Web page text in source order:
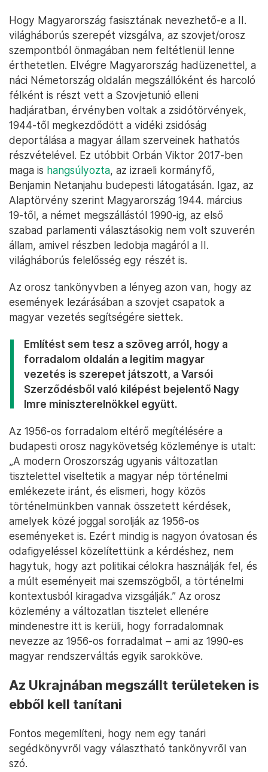
Hogy Magyarország fasisztának nevezhető-e a II.
világháborús szerepét vizsgálva, az szovjet/orosz
szempontból önmagában nem feltétlenül lenne
érthetetlen. Elvégre Magyarország hadüzenettel, a
náci Németország oldalán megszállóként és harcoló
félként is részt vett a Szovjetunió elleni
hadjáratban, érvényben voltak a zsidótörvények,
1944-től megkezdődött a vidéki zsidóság
deportálása a magyar állam szerveinek hathatós
részvételével. Ez utóbbit Orbán Viktor 2017-ben
maga is hangsúlyozta, az izraeli kormányfő,
Benjamin Netanjahu budepesti látogatásán. Igaz, az
Alaptörvény szerint Magyarország 1944. március
19-től, a német megszállástól 1990-ig, az első
szabad parlamenti választásokig nem volt szuverén
állam, amivel részben ledobja magáról a II.
világháborús felelősség egy részét is.
Az orosz tankönyvben a lényeg azon van, hogy az
események lezárásában a szovjet csapatok a
magyar vezetés segítségére siettek.
Említést sem tesz a szöveg arról, hogy a
forradalom oldalán a legitim magyar
vezetés is szerepet játszott, a Varsói
Szerződésből való kilépést bejelentő Nagy
Imre miniszterelnökkel együtt.
Az 1956-os forradalom eltérő megítélésére a
budapesti orosz nagykövetség közleménye is utalt:
„A modern Oroszország ugyanis változatlan
tisztelettel viseltetik a magyar nép történelmi
emlékezete iránt, és elismeri, hogy közös
történelmünkben vannak összetett kérdések,
amelyek közé joggal sorolják az 1956-os
eseményeket is. Ezért mindig is nagyon óvatosan és
odafigyeléssel közelítettünk a kérdéshez, nem
hagytuk, hogy azt politikai célokra használják fel, és
a múlt eseményeit mai szemszögből, a történelmi
kontextusból kiragadva vizsgálják.” Az orosz
közlemény a változatlan tisztelet ellenére
mindenestre itt is kerüli, hogy forradalomnak
nevezze az 1956-os forradalmat – ami az 1990-es
magyar rendszerváltás egyik sarokköve.
Az Ukrajnában megszállt területeken is
ebből kell tanítani
Fontos megemlíteni, hogy nem egy tanári
segédkönyvről vagy választható tankönyvről van
szó.